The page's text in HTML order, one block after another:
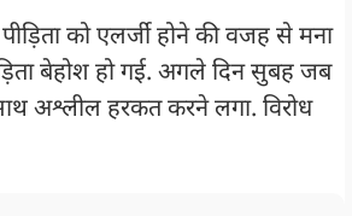
को एलर्जी होने की वजह से मना
बेहोश हो गई. अगले दिन सुबह जब
अश्लील हरकत करने लगा. विरोध